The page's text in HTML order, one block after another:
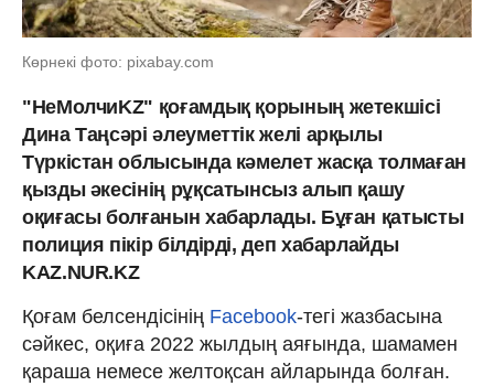
Көрнекі фото: pixabay.com
"НеМолчиKZ" қоғамдық қорының жетекшісі
Дина Таңсәрі әлеуметтік желі арқылы
Түркістан облысында кәмелет жасқа толмаған
қызды әкесінің рұқсатынсыз алып қашу
оқиғасы болғанын хабарлады. Бұған қатысты
полиция пікір білдірді, деп хабарлайды
KAZ.NUR.KZ
Қоғам белсендісінің Facebook-тегі жазбасына
сәйкес, оқиға 2022 жылдың аяғында, шамамен
қараша немесе желтоқсан айларында болған.